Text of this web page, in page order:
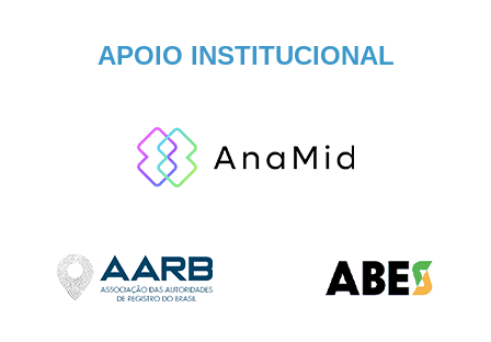
APOIO INSTITUCIONAL